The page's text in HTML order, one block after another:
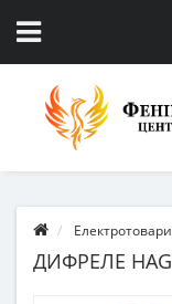
Електротовари
ДИФРЕЛЕ